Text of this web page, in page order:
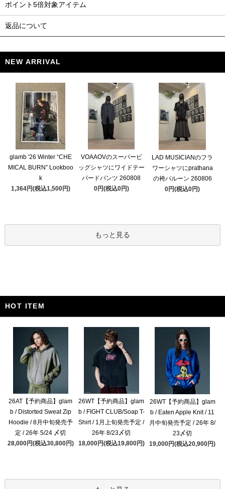
ポイント5倍対象アイテム
返品について
NEW ARRIVAL
glamb '26 Winter “CHE
MICAL BURN” Lookboo
k
1,364円(税込1,500円)
VOAAOVのスーパービ
ッグシャツにワイドテー
パードパンツ 260808
0円(税込0円)
LAD MUSICIANのフラ
ワーシャツにprathana
の袴バルーン 260806
0円(税込0円)
もっと見る
HOT ITEM
26AT【予約商品】glam
b / Distorted Sweat Zip
Hoodie / 8月中旬発売予
定 / 26年 5/24 〆切
28,000円(税込30,800円)
26WT【予約商品】glam
b / FIGHT CLUB/Soap T-
Shirt / 1月上旬発売予定 /
26年 8/23〆切
18,000円(税込19,800円)
26WT【予約商品】glam
b / Eaten Apple Knit / 11
月中旬発売予定 / 26年 8/
23〆切
19,000円(税込20,900円)